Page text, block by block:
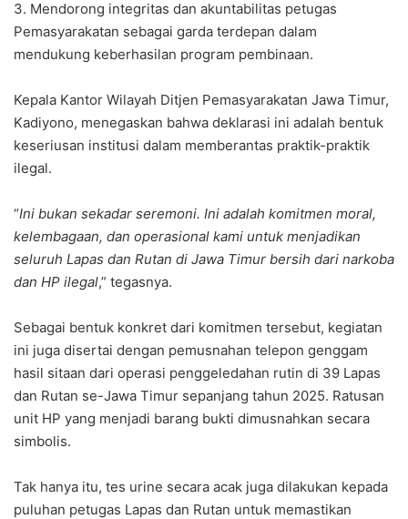
3. Mendorong integritas dan akuntabilitas petugas
Pemasyarakatan sebagai garda terdepan dalam
mendukung keberhasilan program pembinaan.
Kepala Kantor Wilayah Ditjen Pemasyarakatan Jawa Timur,
Kadiyono, menegaskan bahwa deklarasi ini adalah bentuk
keseriusan institusi dalam memberantas praktik-praktik
ilegal.
“Ini bukan sekadar seremoni. Ini adalah komitmen moral,
kelembagaan, dan operasional kami untuk menjadikan
seluruh Lapas dan Rutan di Jawa Timur bersih dari narkoba
dan HP ilegal,” tegasnya.
Sebagai bentuk konkret dari komitmen tersebut, kegiatan
ini juga disertai dengan pemusnahan telepon genggam
hasil sitaan dari operasi penggeledahan rutin di 39 Lapas
dan Rutan se-Jawa Timur sepanjang tahun 2025. Ratusan
unit HP yang menjadi barang bukti dimusnahkan secara
simbolis.
Tak hanya itu, tes urine secara acak juga dilakukan kepada
puluhan petugas Lapas dan Rutan untuk memastikan